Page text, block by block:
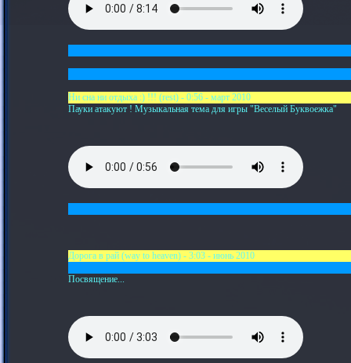
Ни сна ни отдыха :) !!! (rest) - 0:56 - март 2010
Пауки атакуют ! Музыкальная тема для игры "Веселый Буквоежка"
Дорога в рай (way to heaven) - 3:03 - июнь 2010
Посвящение...